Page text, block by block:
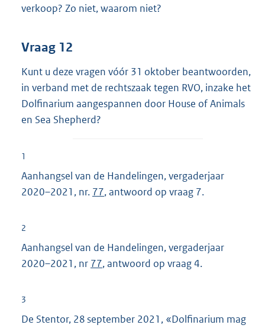
verkoop? Zo niet, waarom niet?
Vraag 12
Kunt u deze vragen vóór 31 oktober beantwoorden,
in verband met de rechtszaak tegen RVO, inzake het
Dolfinarium aangespannen door House of Animals
en Sea Shepherd?
1
Aanhangsel van de Handelingen, vergaderjaar
2020–2021, nr. 77, antwoord op vraag 7.
2
Aanhangsel van de Handelingen, vergaderjaar
2020–2021, nr 77, antwoord op vraag 4.
3
De Stentor, 28 september 2021, «Dolfinarium mag